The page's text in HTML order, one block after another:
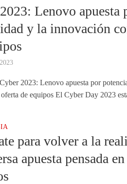
Lenovo apuesta
y la innovación
2023: Lenovo apuesta por
de equipos El Cyber Day 2023
para volver a la
apuesta pensada